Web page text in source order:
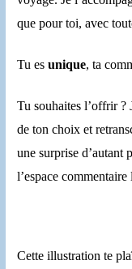
que pour toi, avec
Tu esunique, ta
Tu souhaites l’offrir ?
de ton choix et
une surprise d’autant
l’espace
Cette illustration te